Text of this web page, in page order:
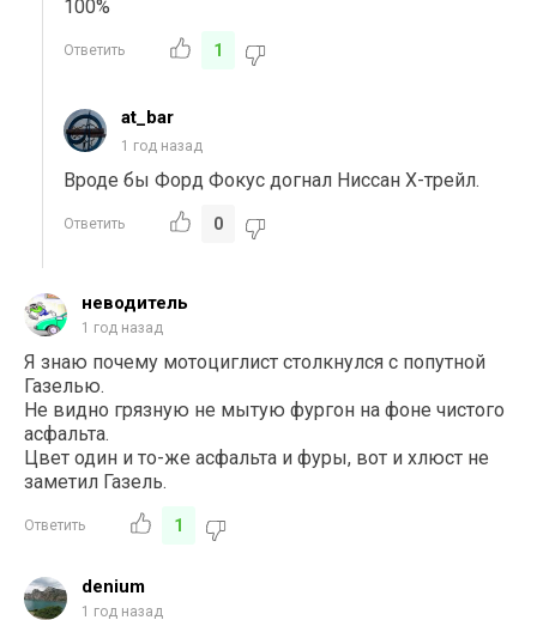
100%
Ответить 1
at_bar
1 год назад
Вроде бы Форд Фокус догнал Ниссан Х-трейл.
Ответить 0
неводитель
1 год назад
Я знаю почему мотоциглист столкнулся с попутной
Газелью.
Не видно грязную не мытую фургон на фоне чистого
асфальта.
Цвет один и то-же асфальта и фуры, вот и хлюст не
заметил Газель.
Ответить 1
denium
1 год назад